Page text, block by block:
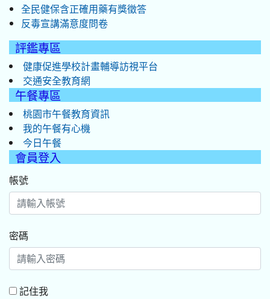
全民健保含正確用藥有獎徵答
反毒宣講滿意度問卷
評鑑專區
健康促進學校計畫輔導訪視平台
交通安全教育網
午餐專區
桃園市午餐教育資訊
我的午餐有心機
今日午餐
會員登入
帳號
密碼
記住我